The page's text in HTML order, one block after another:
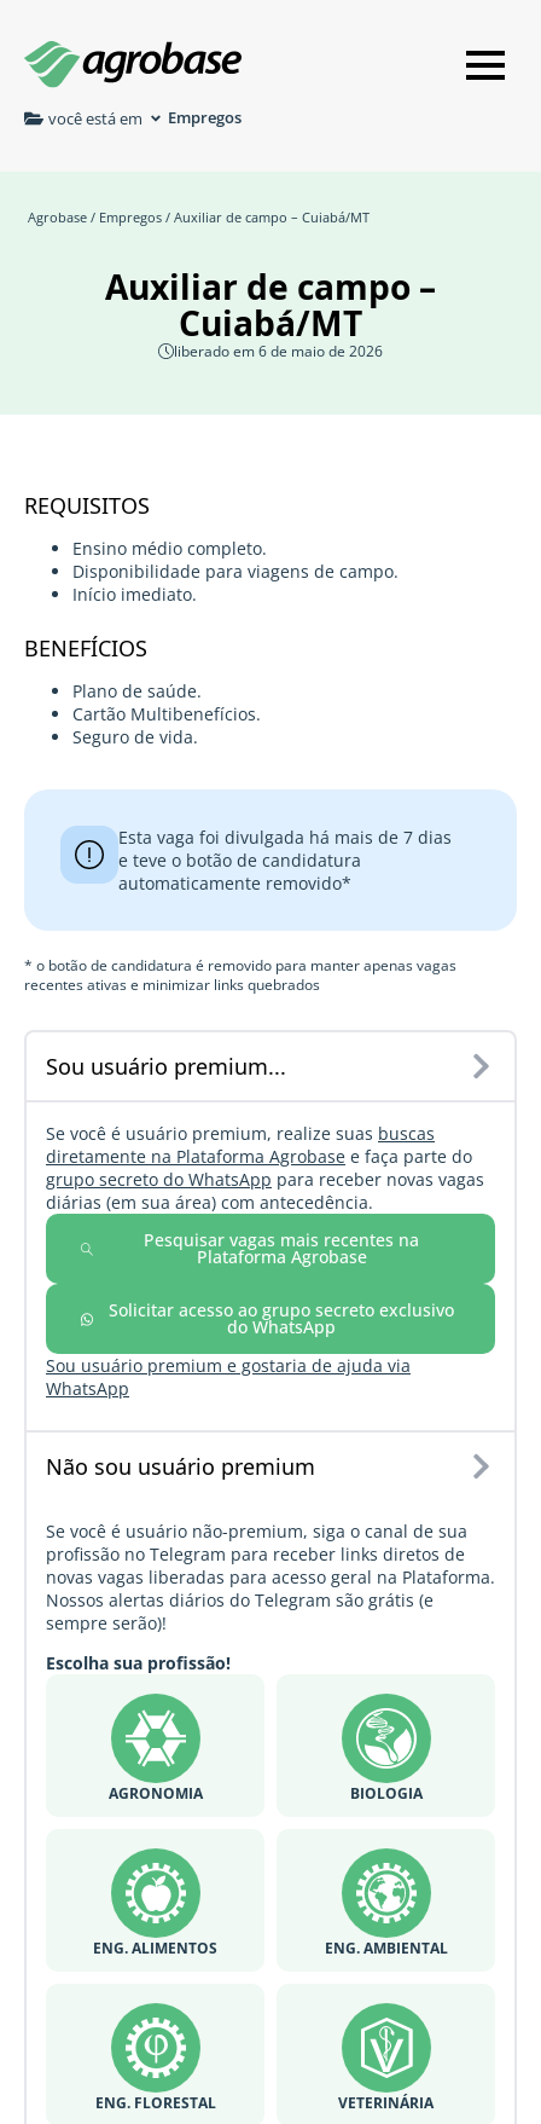
você está em Empregos
Agrobase / Empregos / Auxiliar de campo – Cuiabá/MT
Auxiliar de campo –
Cuiabá/MT
liberado em 6 de maio de 2026
REQUISITOS
Ensino médio completo.
Disponibilidade para viagens de campo.
Início imediato.
BENEFÍCIOS
Plano de saúde.
Cartão Multibenefícios.
Seguro de vida.
Esta vaga foi divulgada há mais de 7 dias
e teve o botão de candidatura
automaticamente removido*
* o botão de candidatura é removido para manter apenas vagas
recentes ativas e minimizar links quebrados
Sou usuário premium...
Se você é usuário premium, realize suas buscas
diretamente na Plataforma Agrobase e faça parte do
grupo secreto do WhatsApp para receber novas vagas
diárias (em sua área) com antecedência.
Pesquisar vagas mais recentes na
Plataforma Agrobase
Solicitar acesso ao grupo secreto exclusivo
do WhatsApp
Sou usuário premium e gostaria de ajuda via
WhatsApp
Não sou usuário premium
Se você é usuário não-premium, siga o canal de sua
profissão no Telegram para receber links diretos de
novas vagas liberadas para acesso geral na Plataforma.
Nossos alertas diários do Telegram são grátis (e
sempre serão)!
Escolha sua profissão!
AGRONOMIA BIOLOGIA
ENG. ALIMENTOS ENG. AMBIENTAL
ENG. FLORESTAL VETERINÁRIA